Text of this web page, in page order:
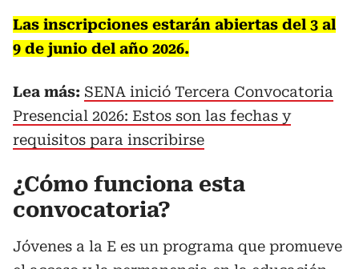
Las inscripciones estarán abiertas del 3 al
9 de junio del año 2026.
Lea más: SENA inició Tercera Convocatoria
Presencial 2026: Estos son las fechas y
requisitos para inscribirse
¿Cómo funciona esta
convocatoria?
Jóvenes a la E es un programa que promueve